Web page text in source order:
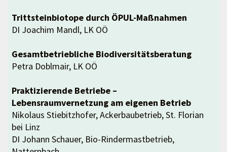
Trittsteinbiotope durch ÖPUL-Maßnahmen
DI Joachim Mandl, LK OÖ
Gesamtbetriebliche Biodiversitätsberatung
Petra Doblmair, LK OÖ
Praktizierende Betriebe –
Lebensraumvernetzung am eigenen Betrieb
Nikolaus Stiebitzhofer, Ackerbaubetrieb, St. Florian
bei Linz
DI Johann Schauer, Bio-Rindermastbetrieb,